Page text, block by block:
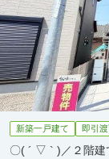
新築一戸建て 即引
〇( ´ ▽ ` )／２階建